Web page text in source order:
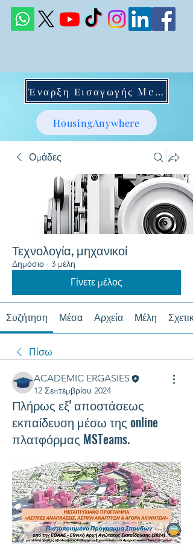
Έναρξη Εισαγωγής Mentoring
HousingAnywhere
Ομάδες
Τεχνολογία, μηχανικοί
Δημόσιο · 3 μέλη
Γίνετε μέλος
Συζήτηση Μέσα Αρχεία Μέλη
Πίσω
ACADEMIC ERGASIES
12 Σεπτεμβρίου 2024
Πλήρως εξ' αποστάσεως
εκπαίδευση μέσω της online
πλατφόρμας MSTeams.